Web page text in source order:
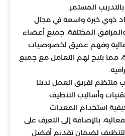
المستمر.
ذوي خبرة واسعة في مجال
المختلفة. جميع أعضاء
عالية وفهم عميق لخصوصيات
مما يتيح لهم التعامل مع جميع
منتظم لفريق العمل لدينا
وأساليب التنظيف
استخدام المعدات
بالإضافة إلى التعرف على
التنظيف لضمان تقديم أفضل